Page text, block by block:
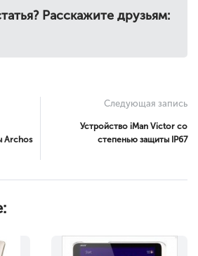
Расскажите друзьям:
Archos
Следующая запись
Устройство iMan Victor со
степенью защиты IP67